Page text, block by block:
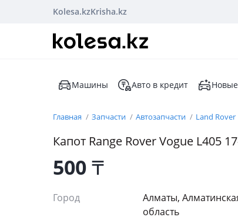
Kolesa.kzKrisha.kz
Машины Авто в кредит
Главная Запчасти Автозапчасти Land Rover
Капот Range Rover Vogue L405
500₸
Город
Алматы,
область